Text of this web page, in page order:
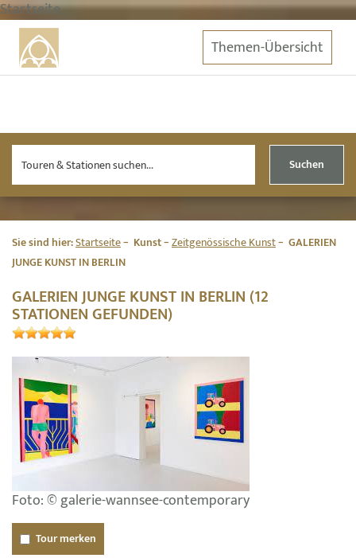
Startseite
Themen-Übersicht
Suchen
Sie sind hier:Startseite Kunst Zeitgenössische Kunst
GALERIEN
JUNGE KUNST IN BERLIN
GALERIEN JUNGE KUNST IN BERLIN (12
STATIONEN GEFUNDEN)
Foto: © galerie-wannsee-contemporary
Tour merken